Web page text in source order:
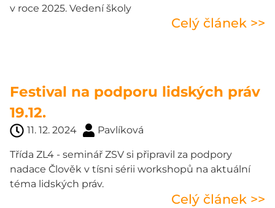
v roce 2025. Vedení školy
Celý článek >>
Festival na podporu lidských práv
19.12.
11. 12. 2024 Pavlíková
Třída ZL4 - seminář ZSV si připravil za podpory
nadace Člověk v tísni sérii workshopů na aktuální
téma lidských práv.
Celý článek >>